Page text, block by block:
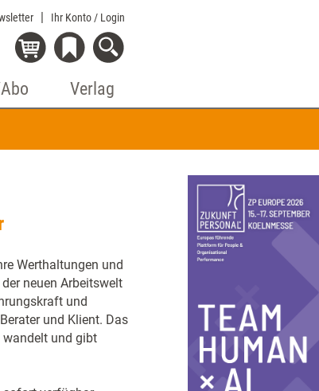
Ihr Konto / Login
Verlag
Werthaltungen und
neuen Arbeitswelt
und
und Klient. Das
wandelt und gibt